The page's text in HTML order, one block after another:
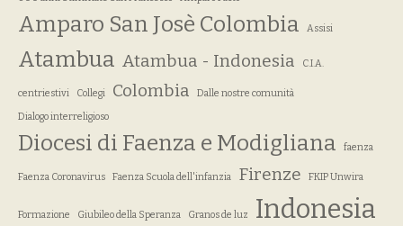
Amparo San Josè Colombia Assisi
Atambua Atambua - Indonesia C.I.A.
centriestivi Collegi Colombia
Dalle nostre comunità
Dialogo interreligioso
Diocesi di Faenza e Modigliana faenza
Faenza Coronavirus Faenza Scuola dell'infanzia Firenze FKIP Unwira
Formazione Giubileo della Speranza Granos de luz Indonesia